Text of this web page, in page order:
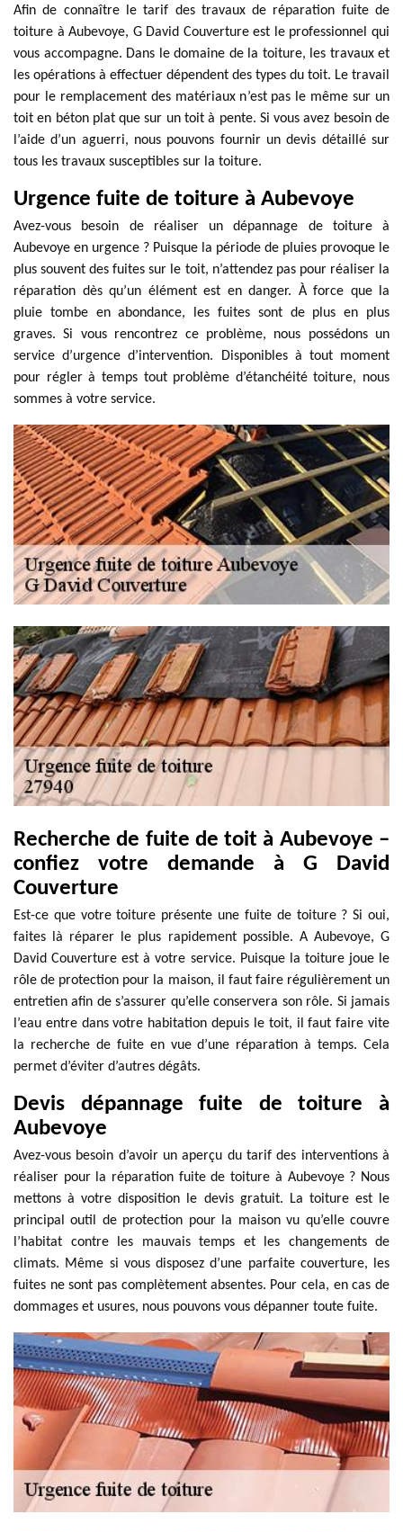
Afin de connaître le tarif des travaux de réparation fuite de
toiture à Aubevoye, G David Couverture est le professionnel qui
vous accompagne. Dans le domaine de la toiture, les travaux et
les opérations à effectuer dépendent des types du toit. Le travail
pour le remplacement des matériaux n’est pas le même sur un
toit en béton plat que sur un toit à pente. Si vous avez besoin de
l’aide d’un aguerri, nous pouvons fournir un devis détaillé sur
tous les travaux susceptibles sur la toiture.
Urgence fuite de toiture à Aubevoye
Avez-vous besoin de réaliser un dépannage de toiture à
Aubevoye en urgence ? Puisque la période de pluies provoque le
plus souvent des fuites sur le toit, n’attendez pas pour réaliser la
réparation dès qu’un élément est en danger. À force que la
pluie tombe en abondance, les fuites sont de plus en plus
graves. Si vous rencontrez ce problème, nous possédons un
service d’urgence d’intervention. Disponibles à tout moment
pour régler à temps tout problème d’étanchéité toiture, nous
sommes à votre service.
Recherche de fuite de toit à Aubevoye –
confiez votre demande à G David
Couverture
Est-ce que votre toiture présente une fuite de toiture ? Si oui,
faites là réparer le plus rapidement possible. A Aubevoye, G
David Couverture est à votre service. Puisque la toiture joue le
rôle de protection pour la maison, il faut faire régulièrement un
entretien afin de s’assurer qu’elle conservera son rôle. Si jamais
l’eau entre dans votre habitation depuis le toit, il faut faire vite
la recherche de fuite en vue d’une réparation à temps. Cela
permet d’éviter d’autres dégâts.
Devis dépannage fuite de toiture à
Aubevoye
Avez-vous besoin d’avoir un aperçu du tarif des interventions à
réaliser pour la réparation fuite de toiture à Aubevoye ? Nous
mettons à votre disposition le devis gratuit. La toiture est le
principal outil de protection pour la maison vu qu’elle couvre
l’habitat contre les mauvais temps et les changements de
climats. Même si vous disposez d’une parfaite couverture, les
fuites ne sont pas complètement absentes. Pour cela, en cas de
dommages et usures, nous pouvons vous dépanner toute fuite.